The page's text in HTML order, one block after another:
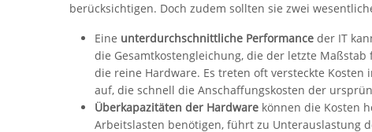
berücksichtigen. Doch zudem sollten sie zwei
Eine unterdurchschnittliche Performance der IT
die Gesamtkostengleichung, die der letzte
die reine Hardware. Es treten oft versteckte
auf, die schnell die Anschaffungskosten der
Überkapazitäten der Hardware können die Kosten
Arbeitslasten benötigen, führt zu Unterauslastung